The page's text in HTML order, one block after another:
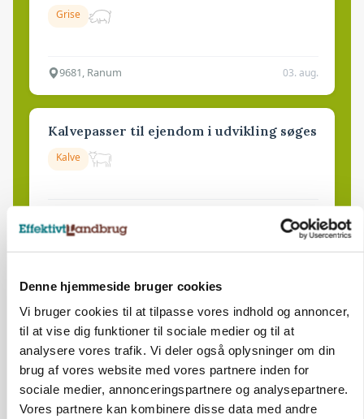
Denne hjemmeside bruger cookies
Vi bruger cookies til at tilpasse vores indhold og annoncer,
til at vise dig funktioner til sociale medier og til at
analysere vores trafik. Vi deler også oplysninger om din
brug af vores website med vores partnere inden for
sociale medier, annonceringspartnere og analysepartnere.
Vores partnere kan kombinere disse data med andre
Grise
9681, Ranum 03. aug.
Kalvepasser til ejendom i udvikling søges
Kalve
03. aug.
9670, Løgstør 03. aug.